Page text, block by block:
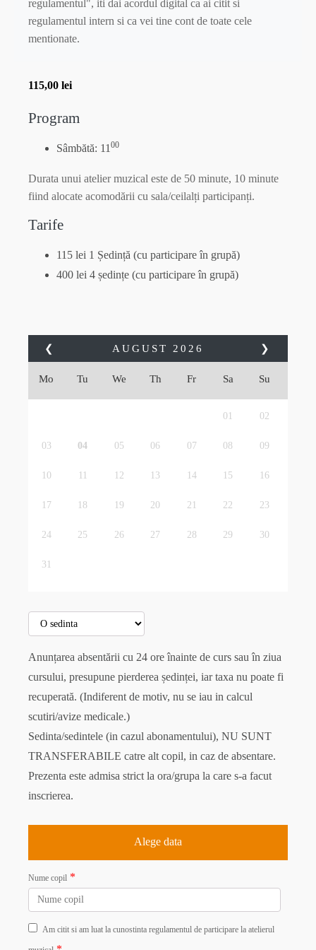
regulamentul", iti dai acordul digital ca ai citit si
regulamentul intern si ca vei tine cont de toate cele
mentionate.
115,00 lei
Program
Sâmbătă: 11 00
Durata unui atelier muzical este de 50 minute, 10 minute
fiind alocate acomodării cu sala/ceilalți participanți.
Tarife
115 lei 1 Ședință (cu participare în grupă)
400 lei 4 ședințe (cu participare în grupă)
❮ ❯
AUGUST 2026
Mo Tu We Th Fr Sa Su
01 02
03 04 05 06 07 08 09
10 11 12 13 14 15 16
17 18 19 20 21 22 23
24 25 26 27 28 29 30
31
Anunțarea absentării cu 24 ore înainte de curs sau în ziua
cursului, presupune pierderea ședinței, iar taxa nu poate fi
recuperată. (Indiferent de motiv, nu se iau in calcul
scutiri/avize medicale.)
Sedinta/sedintele (in cazul abonamentului), NU SUNT
TRANSFERABILE catre alt copil, in caz de absentare.
Prezenta este admisa strict la ora/grupa la care s-a facut
inscrierea.
Alege data
Nume copil *
Am citit si am luat la cunostinta regulamentul de participare la atelierul